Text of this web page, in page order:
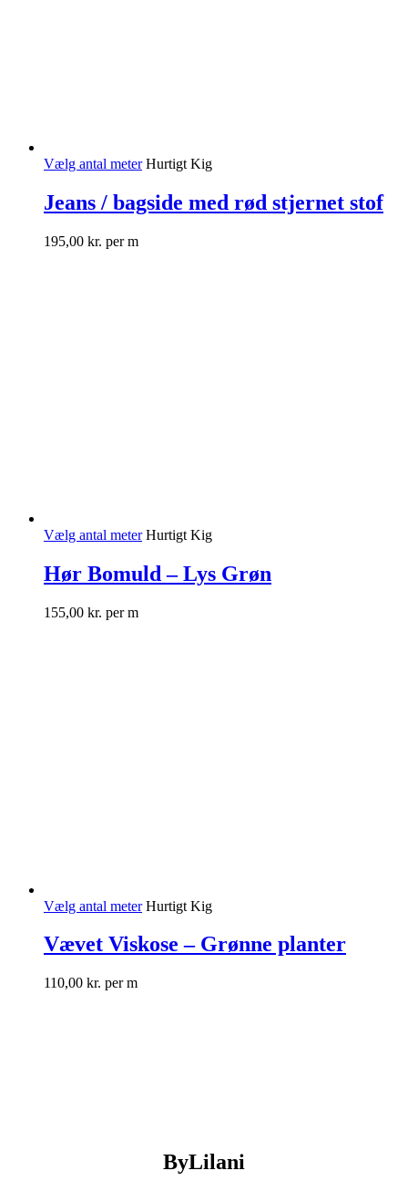
Vælg antal meter Hurtigt Kig
Jeans / bagside med rød stjernet stof
195,00 kr. per m
Vælg antal meter Hurtigt Kig
Hør Bomuld – Lys Grøn
155,00 kr. per m
Vælg antal meter Hurtigt Kig
Vævet Viskose – Grønne planter
110,00 kr. per m
ByLilani